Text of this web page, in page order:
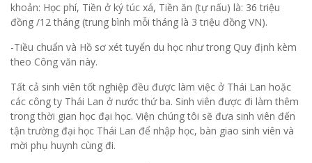
khoản: Học phí, Tiền ở ký túc xá, Tiền ăn (tự nấu) là: 36 triệu
đồng /12 tháng (trung bình mỗi tháng là 3 triệu đồng VN).
-Tiều chuẩn và Hồ sơ xét tuyển du học như trong Quy định kèm
theo Công văn này.
Tất cả sinh viên tốt nghiệp đều được làm việc ở Thái Lan hoặc
các công ty Thái Lan ở nước thứ ba. Sinh viên được đi làm thêm
trong thời gian học đại học. Viện chúng tôi sẽ đưa sinh viên đến
tận trường đại học Thái Lan để nhập học, bàn giao sinh viên và
mời phụ huynh cùng đi.